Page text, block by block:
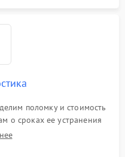
поломку и стоимость
о сроках ее устранения